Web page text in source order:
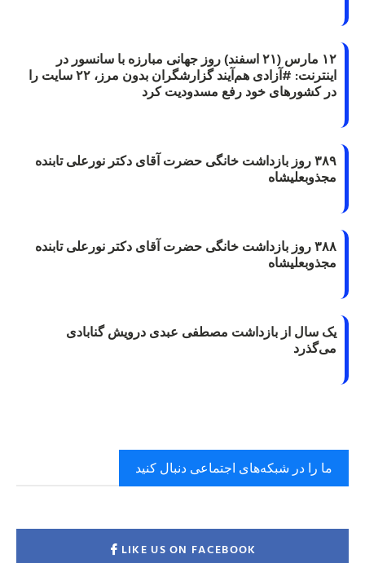
۱۲ مارس (۲۱ اسفند) روز جهانی مبارزه با سانسور در
اینترنت: #آزادی هم‌آیند گزارشگران‌ بدون مرز، ۲۲ سایت را
در کشورهای خود رفع مسدودیت کرد
۳۸۹ روز بازداشت خانگی حضرت آقای دکتر نورعلی تابنده
مجذوبعلیشاه
۳۸۸ روز بازداشت خانگی حضرت آقای دکتر نورعلی تابنده
مجذوبعلیشاه
یک سال از بازداشت مصطفی عبدی درویش گنابادی
می‌گذرد
ما را در شبکه‌های اجتماعی دنبال کنید
LIKE US ON FACEBOOK